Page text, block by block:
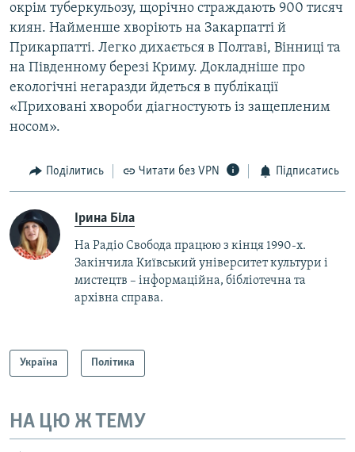
окрім туберкульозу, щорічно страждають 900 тисяч
киян. Найменше хворіють на Закарпатті й
Прикарпатті. Легко дихається в Полтаві, Вінниці та
на Південному березі Криму. Докладніше про
екологічні негаразди йдеться в публікації
«Приховані хвороби діагностують із защепленим
носом».
Поділитись Читати без VPN Підписатись
Ірина Біла
На Радіо Свобода працюю з кінця 1990-х.
Закінчила Київський університет культури і
мистецтв – інформаційна, бібліотечна та
архівна справа.
Україна Політика
НА ЦЮ Ж ТЕМУ